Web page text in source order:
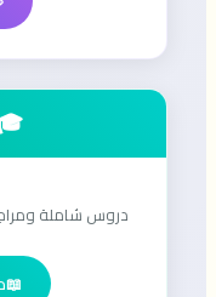
🎓
دروس شاملة
📖